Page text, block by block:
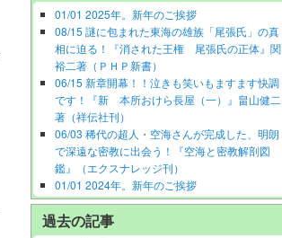
01/01 2025年。新年のご挨拶
08/15 謎に包まれた東海の雄族「尾張氏」の真
相に迫る！『消された王権 尾張氏の正体』関
裕二著（ＰＨＰ新書）
06/15 新章開幕！！泣きも笑いもますます快調
です！『新 本所おけら長屋（一）』畠山健二
著（祥伝社刊）
06/03 稀代の超人・空海さんが完成した、明朗
で深遠な密教に出会う！『空海と密教解剖図
鑑』（エクスナレッジ刊）
01/01 2024年。新年のご挨拶
過去の記事